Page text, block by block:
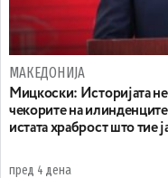
МАКЕДОНИЈА
Мицкоски: Историјата
чекорите на
истата храброст што тие
пред 4 дена